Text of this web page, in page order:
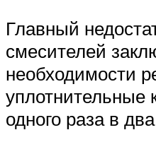
Главный
смесителей
необходимости
уплотнительные
одного раза в